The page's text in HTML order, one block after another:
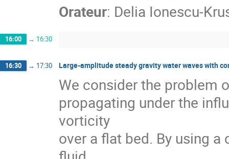
Orateur: Delia Ionescu-
16:00 → 16:30
16:30 → 17:30 Large-amplitude steady gravity water waves with
We consider the problem
propagating under the
vorticity
over a flat bed. By using